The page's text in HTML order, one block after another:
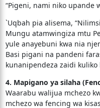
“Pigeni, nami niko upande
`Uqbah pia alisema,
Mungu atamwingiza mtu
yule anayebuni kwa nia
Basi pigani na pandeni
kunanipendeza zaidi kuliko
4. Mapigano ya silaha
Waarabu walijua mchezo
mchezo wa fencing wa